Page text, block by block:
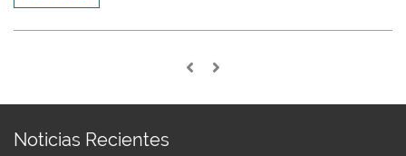
Noticias Recientes